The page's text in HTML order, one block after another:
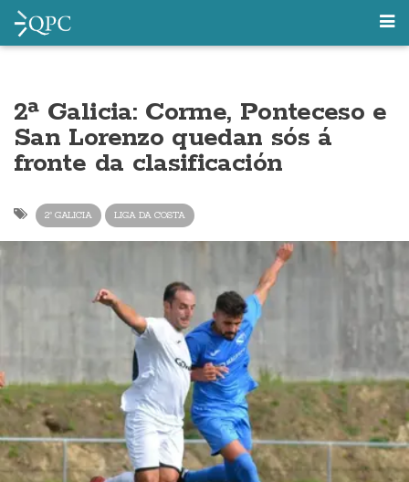
2ª Galicia: Corme, Ponteceso e
San Lorenzo quedan sós á
fronte da clasificación
2ª GALICIA LIGA DA COSTA